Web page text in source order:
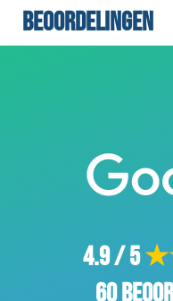
Beoordelingen
4.9 / 5
60